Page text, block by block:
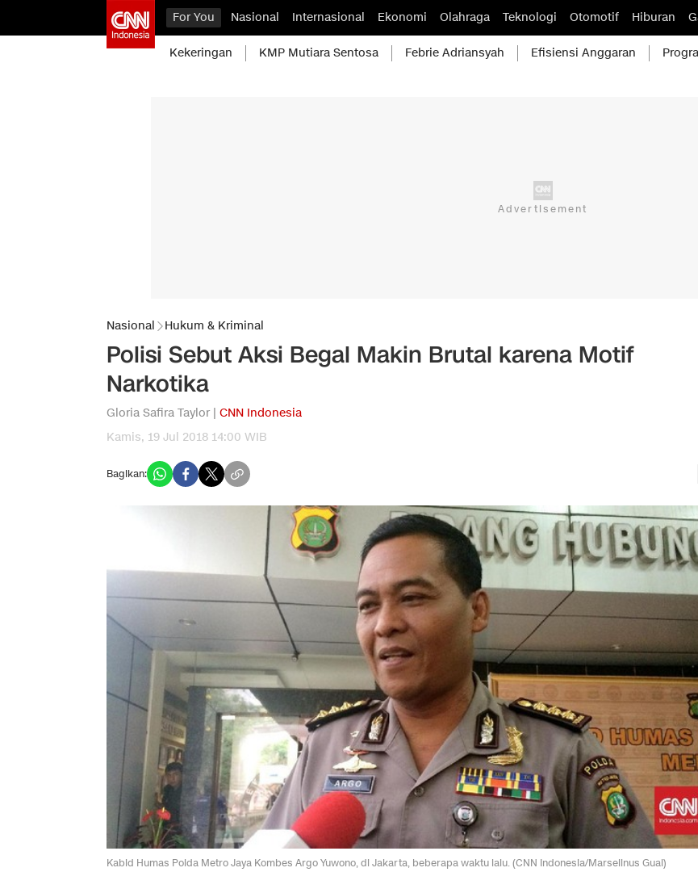
For You Nasional Internasional Ekonomi Olahraga Teknologi Otomotif Hiburan
Kekeringan KMP Mutiara Sentosa Febrie Adriansyah Efisiensi Anggaran
Nasional Hukum & Kriminal
Polisi Sebut Aksi Begal Makin Brutal karena Motif
Narkotika
Gloria Safira Taylor | CNN Indonesia
Kamis, 19 Jul 2018 14:00 WIB
Bagikan:
Kabid Humas Polda Metro Jaya Kombes Argo Yuwono, di Jakarta, beberapa waktu lalu. (CNN Indonesia/Marselinus Gual)